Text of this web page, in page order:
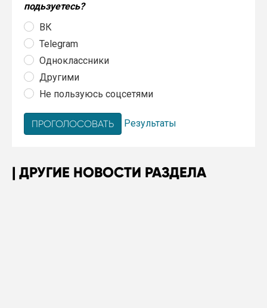
подьзуетесь?
ВК
Telegram
Одноклассники
Другими
Не пользуюсь соцсетями
Результаты
ДРУГИЕ НОВОСТИ РАЗДЕЛА